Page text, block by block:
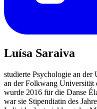
Luísa Saraiva
studierte Psychologie an
an der Folkwang Universität
wurde 2016 für die Danse
war sie Stipendiatin des